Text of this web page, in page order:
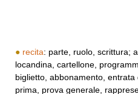
● recita: parte, ruolo, scrittura;
locandina, cartellone,
biglietto, abbonamento,
prima, prova generale,